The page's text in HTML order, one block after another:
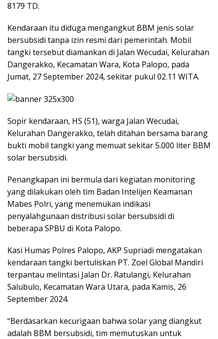
8179 TD.
Kendaraan itu diduga mengangkut BBM jenis solar
bersubsidi tanpa izin resmi dari pemerintah. Mobil
tangki tersebut diamankan di Jalan Wecudai, Kelurahan
Dangerakko, Kecamatan Wara, Kota Palopo, pada
Jumat, 27 September 2024, sekitar pukul 02.11 WITA.
Sopir kendaraan, HS (51), warga Jalan Wecudai,
Kelurahan Dangerakko, telah ditahan bersama barang
bukti mobil tangki yang memuat sekitar 5.000 liter BBM
solar bersubsidi.
Penangkapan ini bermula dari kegiatan monitoring
yang dilakukan oleh tim Badan Intelijen Keamanan
Mabes Polri, yang menemukan indikasi
penyalahgunaan distribusi solar bersubsidi di
beberapa SPBU di Kota Palopo.
Kasi Humas Polres Palopo, AKP Supriadi mengatakan
kendaraan tangki bertuliskan PT. Zoel Global Mandiri
terpantau melintasi Jalan Dr. Ratulangi, Kelurahan
Salubulo, Kecamatan Wara Utara, pada Kamis, 26
September 2024.
“Berdasarkan kecurigaan bahwa solar yang diangkut
adalah BBM bersubsidi, tim memutuskan untuk